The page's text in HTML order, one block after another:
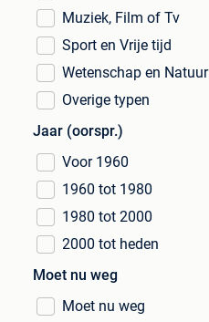
Muziek, Film of Tv
Sport en Vrije tijd
Wetenschap en Natuur
Overige typen
Jaar (oorspr.)
Voor 1960
1960 tot 1980
1980 tot 2000
2000 tot heden
Moet nu weg
Moet nu weg